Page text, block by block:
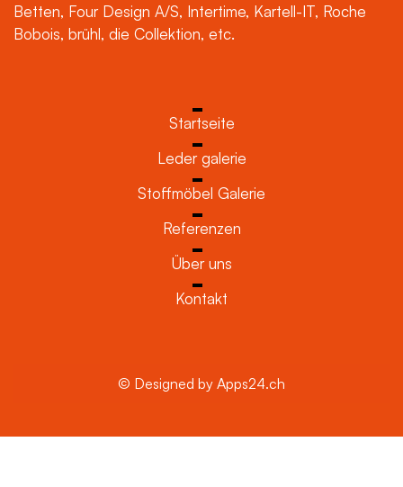
Betten, Four Design A/S, Intertime, Kartell-IT, Roche
Bobois, brühl, die Collektion, etc.
Startseite
Leder galerie
Stoffmöbel Galerie
Referenzen
Über uns
Kontakt
© Designed by Apps24.ch